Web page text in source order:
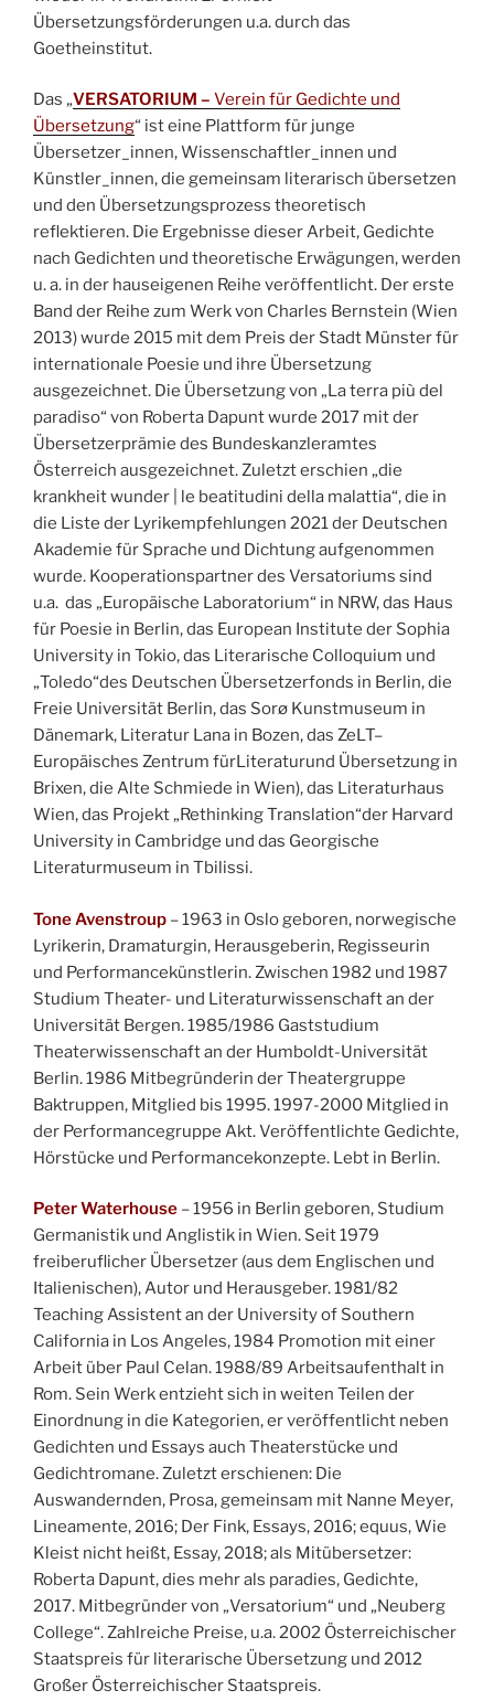
Übersetzungsförderungen u.a. durch das
Goetheinstitut.
Das „VERSATORIUM – Verein für Gedichte und
Übersetzung“ ist eine Plattform für junge
Übersetzer_innen, Wissenschaftler_innen und
Künstler_innen, die gemeinsam literarisch übersetzen
und den Übersetzungsprozess theoretisch
reflektieren. Die Ergebnisse dieser Arbeit, Gedichte
nach Gedichten und theoretische Erwägungen, werden
u. a. in der hauseigenen Reihe veröffentlicht. Der erste
Band der Reihe zum Werk von Charles Bernstein (Wien
2013) wurde 2015 mit dem Preis der Stadt Münster für
internationale Poesie und ihre Übersetzung
ausgezeichnet. Die Übersetzung von „La terra più del
paradiso“ von Roberta Dapunt wurde 2017 mit der
Übersetzerprämie des Bundeskanzleramtes
Österreich ausgezeichnet. Zuletzt erschien „die
krankheit wunder | le beatitudini della malattia“, die in
die Liste der Lyrikempfehlungen 2021 der Deutschen
Akademie für Sprache und Dichtung aufgenommen
wurde. Kooperationspartner des Versatoriums sind
u.a. das „Europäische Laboratorium“ in NRW, das Haus
für Poesie in Berlin, das European Institute der Sophia
University in Tokio, das Literarische Colloquium und
„Toledo“des Deutschen Übersetzerfonds in Berlin, die
Freie Universität Berlin, das Sorø Kunstmuseum in
Dänemark, Literatur Lana in Bozen, das ZeLT–
Europäisches Zentrum fürLiteraturund Übersetzung in
Brixen, die Alte Schmiede in Wien), das Literaturhaus
Wien, das Projekt „Rethinking Translation“der Harvard
University in Cambridge und das Georgische
Literaturmuseum in Tbilissi.
Tone Avenstroup – 1963 in Oslo geboren, norwegische
Lyrikerin, Dramaturgin, Herausgeberin, Regisseurin
und Performancekünstlerin. Zwischen 1982 und 1987
Studium Theater- und Literaturwissenschaft an der
Universität Bergen. 1985/1986 Gaststudium
Theaterwissenschaft an der Humboldt-Universität
Berlin. 1986 Mitbegründerin der Theatergruppe
Baktruppen, Mitglied bis 1995. 1997-2000 Mitglied in
der Performancegruppe Akt. Veröffentlichte Gedichte,
Hörstücke und Performancekonzepte. Lebt in Berlin.
Peter Waterhouse – 1956 in Berlin geboren, Studium
Germanistik und Anglistik in Wien. Seit 1979
freiberuflicher Übersetzer (aus dem Englischen und
Italienischen), Autor und Herausgeber. 1981/82
Teaching Assistent an der University of Southern
California in Los Angeles, 1984 Promotion mit einer
Arbeit über Paul Celan. 1988/89 Arbeitsaufenthalt in
Rom. Sein Werk entzieht sich in weiten Teilen der
Einordnung in die Kategorien, er veröffentlicht neben
Gedichten und Essays auch Theaterstücke und
Gedichtromane. Zuletzt erschienen: Die
Auswandernden, Prosa, gemeinsam mit Nanne Meyer,
Lineamente, 2016; Der Fink, Essays, 2016; equus, Wie
Kleist nicht heißt, Essay, 2018; als Mitübersetzer:
Roberta Dapunt, dies mehr als paradies, Gedichte,
2017. Mitbegründer von „Versatorium“ und „Neuberg
College“. Zahlreiche Preise, u.a. 2002 Österreichischer
Staatspreis für literarische Übersetzung und 2012
Großer Österreichischer Staatspreis.